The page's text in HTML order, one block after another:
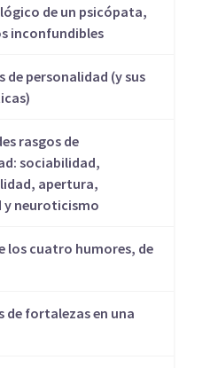
de un psicópata,
inconfundibles
de personalidad (y sus
rasgos de
sociabilidad,
apertura,
y neuroticismo
los cuatro humores, de
de fortalezas en una